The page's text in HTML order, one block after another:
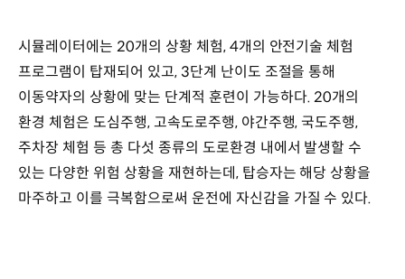
시뮬레이터에는 20개의 상황 체험, 4개의 안전기술 체험
프로그램이 탑재되어 있고, 3단계 난이도 조절을 통해
이동약자의 상황에 맞는 단계적 훈련이 가능하다. 20개의
환경 체험은 도심주행, 고속도로주행, 야간주행, 국도주행,
주차장 체험 등 총 다섯 종류의 도로환경 내에서 발생할 수
있는 다양한 위험 상황을 재현하는데, 탑승자는 해당 상황을
마주하고 이를 극복함으로써 운전에 자신감을 가질 수 있다.